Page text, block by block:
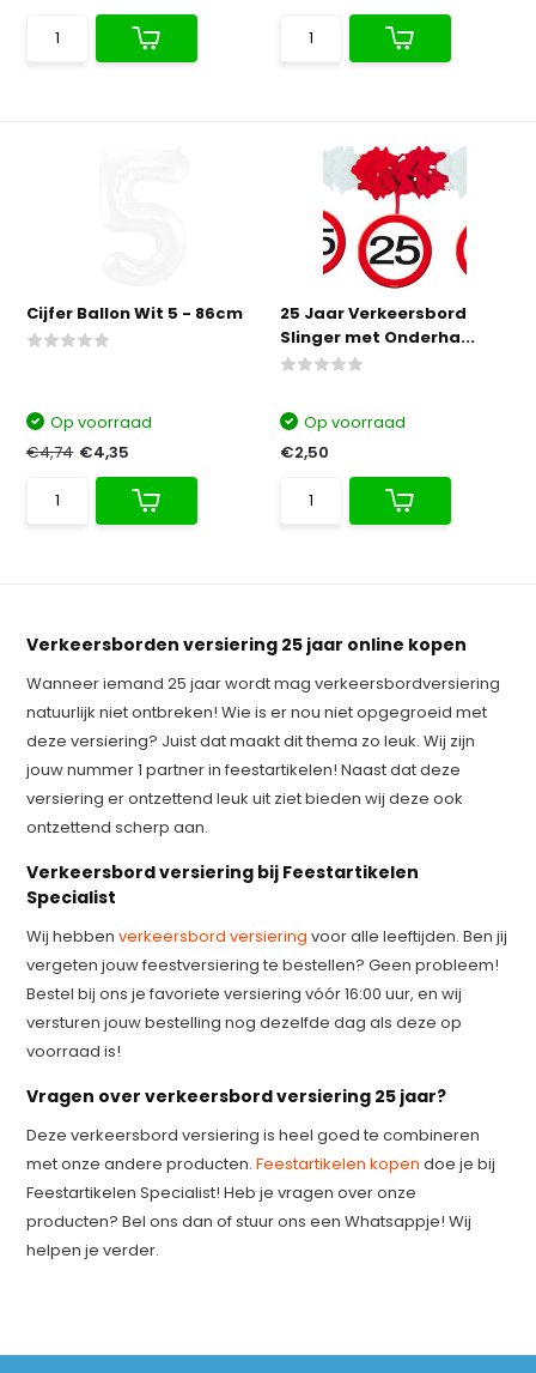
Cijfer Ballon Wit 5 - 86cm
Op voorraad
€4,74 €4,35
25 Jaar Verkeersbord
Slinger met Onderha...
Op voorraad
€2,50
Verkeersborden versiering 25 jaar online kopen
Wanneer iemand 25 jaar wordt mag verkeersbordversiering
natuurlijk niet ontbreken! Wie is er nou niet opgegroeid met
deze versiering? Juist dat maakt dit thema zo leuk. Wij zijn
jouw nummer 1 partner in feestartikelen! Naast dat deze
versiering er ontzettend leuk uit ziet bieden wij deze ook
ontzettend scherp aan.
Verkeersbord versiering bij Feestartikelen
Specialist
Wij hebbenverkeersbord versiering voor alle leeftijden. Ben jij
vergeten jouw feestversiering te bestellen? Geen probleem!
Bestel bij ons je favoriete versiering vóór 16:00 uur, en wij
versturen jouw bestelling nog dezelfde dag als deze op
voorraad is!
Vragen over verkeersbord versiering 25 jaar?
Deze verkeersbord versiering is heel goed te combineren
met onze andere producten.Feestartikelen kopen doe je bij
Feestartikelen Specialist! Heb je vragen over onze
producten? Bel ons dan of stuur ons een Whatsappje! Wij
helpen je verder.